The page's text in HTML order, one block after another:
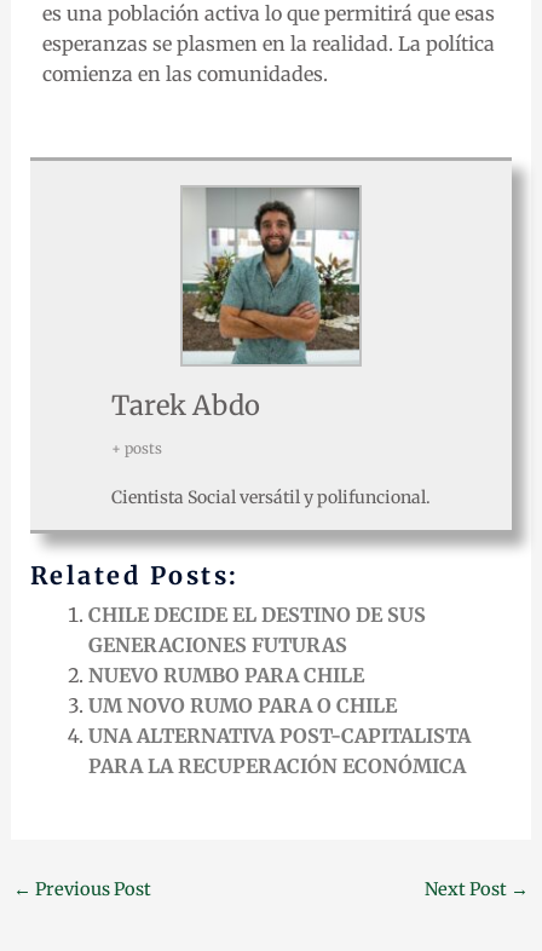
es una población activa lo que permitirá que esas
esperanzas se plasmen en la realidad. La política
comienza en las comunidades.
Tarek Abdo
+ posts
Cientista Social versátil y polifuncional.
Related Posts:
CHILE DECIDE EL DESTINO DE SUS
GENERACIONES FUTURAS
NUEVO RUMBO PARA CHILE
UM NOVO RUMO PARA O CHILE
UNA ALTERNATIVA POST-CAPITALISTA
PARA LA RECUPERACIÓN ECONÓMICA
← Previous Post Next Post →